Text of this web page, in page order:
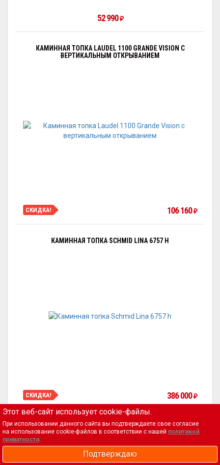
ТЕГИ
Аксессуары и комплектующие Баня и сауна
52 990₽
КАМИННАЯ ТОПКА LAUDEL 1100 GRANDE VISION С
ВЕРТИКАЛЬНЫМ ОТКРЫВАНИЕМ
СКИДКА! 106 160₽
КАМИННАЯ ТОПКА SCHMID LINA 6757 H
СКИДКА! 386 000₽
Этот веб-сайт использует cookie-файлы.
При использовании данного сайта вы подтверждаете свое согласие
на использование cookie-файлов в соответствии с нашей политикой
приватности.
Подтверждаю